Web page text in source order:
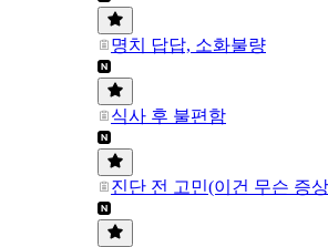
명치 답답, 소화불량
식사 후 불편함
진단 전 고민(이건 무슨 증